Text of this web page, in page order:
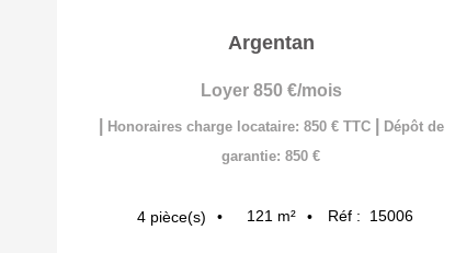
Argentan
Loyer 850 €/mois
Honoraires charge locataire: 850 € TTC
Dépôt de
garantie: 850 €
4 pièce(s) 121 m² Réf : 15006